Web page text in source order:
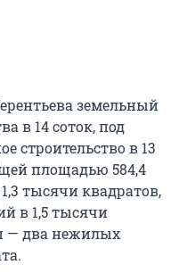
земельный
в 14 соток, под
строительство в 13
площадью 584,4
тысячи квадратов,
в 1,5 тысячи
— два нежилых